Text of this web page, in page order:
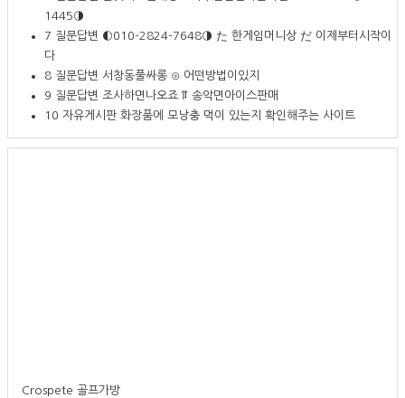
1445◑
7 질문답변 ◐010-2824-7648◑ た 한게임머니상 だ 이제부터시작이
다
8 질문답변 서창동풀싸롱 ⊙ 어떤방법이있지
9 질문답변 조사하면나오죠 ꅶ 송악면아이스판매
10 자유게시판 화장품에 모낭충 먹이 있는지 확인해주는 사이트
Crospete 골프가방